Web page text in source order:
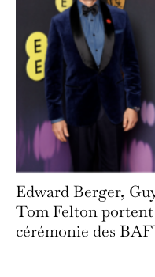
Edward Berger,
Tom Felton
cérémonie des